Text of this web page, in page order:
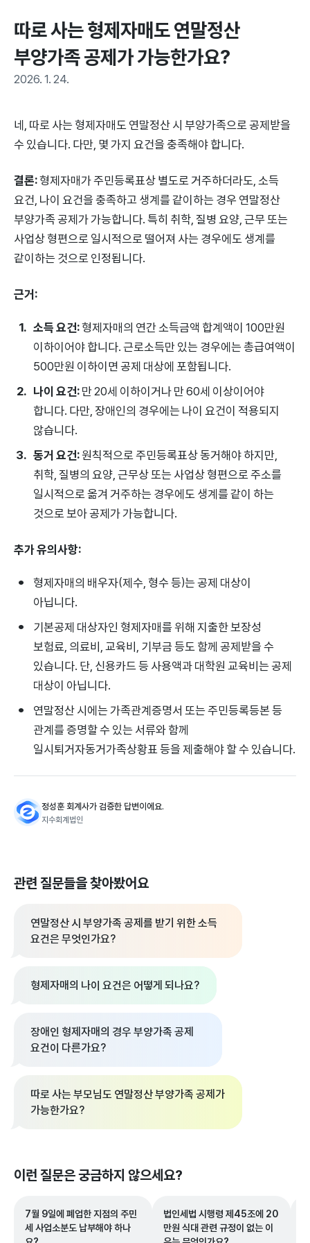
따로 사는 형제자매도 연말정산
부양가족 공제가 가능한가요?
2026. 1. 24.
네, 따로 사는 형제자매도 연말정산 시 부양가족으로 공제받을
수 있습니다. 다만, 몇 가지 요건을 충족해야 합니다.
결론:형제자매가 주민등록표상 별도로 거주하더라도, 소득
요건, 나이 요건을 충족하고 생계를 같이하는 경우 연말정산
부양가족 공제가 가능합니다. 특히 취학, 질병 요양, 근무 또는
사업상 형편으로 일시적으로 떨어져 사는 경우에도 생계를
같이하는 것으로 인정됩니다.
근거:
소득 요건:형제자매의 연간 소득금액 합계액이 100만원
이하이어야 합니다. 근로소득만 있는 경우에는 총급여액이
500만원 이하이면 공제 대상에 포함됩니다.
나이 요건:만 20세 이하이거나 만 60세 이상이어야
합니다. 다만, 장애인의 경우에는 나이 요건이 적용되지
않습니다.
동거 요건:원칙적으로 주민등록표상 동거해야 하지만,
취학, 질병의 요양, 근무상 또는 사업상 형편으로 주소를
일시적으로 옮겨 거주하는 경우에도 생계를 같이 하는
것으로 보아 공제가 가능합니다.
추가 유의사항:
형제자매의 배우자(제수, 형수 등)는 공제 대상이
아닙니다.
기본공제 대상자인 형제자매를 위해 지출한 보장성
보험료, 의료비, 교육비, 기부금 등도 함께 공제받을 수
있습니다. 단, 신용카드 등 사용액과 대학원 교육비는 공제
대상이 아닙니다.
연말정산 시에는 가족관계증명서 또는 주민등록등본 등
관계를 증명할 수 있는 서류와 함께
일시퇴거자동거가족상황표 등을 제출해야 할 수 있습니다.
정성훈 회계사가 검증한 답변이에요.
지수회계법인
관련 질문들을 찾아봤어요
연말정산 시 부양가족 공제를 받기 위한 소득
요건은 무엇인가요?
형제자매의 나이 요건은 어떻게 되나요?
장애인 형제자매의 경우 부양가족 공제
요건이 다른가요?
따로 사는 부모님도 연말정산 부양가족 공제가
가능한가요?
이런 질문은 궁금하지 않으세요?
7월 9일에 폐업한 지점의 주민
세 사업소분도 납부해야 하나
법인세법 시행령 제45조에 20
만원 식대 관련 규정이 없는 이